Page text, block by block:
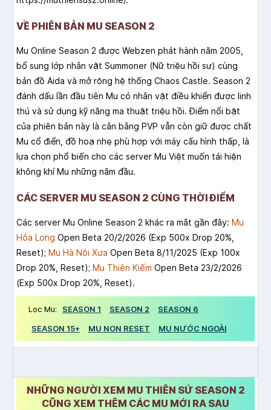
VỀ PHIÊN BẢN MU SEASON 2
Mu Online Season 2 được Webzen phát hành năm 2005,
bổ sung lớp nhân vật Summoner (Nữ triệu hồi sư) cùng
bản đồ Aida và mở rộng hệ thống Chaos Castle. Season 2
đánh dấu lần đầu tiên Mu có nhân vật điều khiển được linh
thú và sử dụng kỹ năng ma thuật triệu hồi. Điểm nổi bật
của phiên bản này là cân bằng PVP vẫn còn giữ được chất
Mu cổ điển, đồ hoạ nhẹ phù hợp với máy cấu hình thấp, là
lựa chọn phổ biến cho các server Mu Việt muốn tái hiện
không khí Mu những năm đầu.
CÁC SERVER MU SEASON 2 CÙNG THỜI ĐIỂM
Các server Mu Online Season 2 khác ra mắt gần đây: Mu
Hỏa Long Open Beta 20/2/2026 (Exp 500x Drop 20%,
Reset); Mu Hà Nội Xưa Open Beta 8/11/2025 (Exp 100x
Drop 20%, Reset); Mu Thiên Kiếm Open Beta 23/2/2026
(Exp 500x Drop 20%, Reset).
Lọc Mu: SEASON 1 SEASON 2
SEASON 6
SEASON 15+
MU NON RESET MU NƯỚC NGOÀI
NHỮNG NGƯỜI XEM MU THIÊN SỨ SEASON 2
CŨNG XEM THÊM CÁC MU MỚI RA SAU